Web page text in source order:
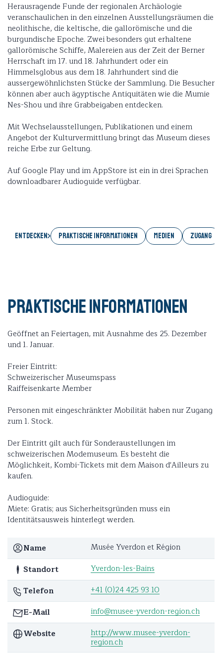
Herausragende Funde der regionalen Archäologie
veranschaulichen in den einzelnen Ausstellungsräumen die
neolithische, die keltische, die gallorömische und die
burgundische Epoche. Zwei besonders gut erhaltene
gallorömische Schiffe, Malereien aus der Zeit der Berner
Herrschaft im 17. und 18. Jahrhundert oder ein
Himmelsglobus aus dem 18. Jahrhundert sind die
aussergewöhnlichsten Stücke der Sammlung. Die Besucher
können aber auch ägyptische Antiquitäten wie die Mumie
Nes-Shou und ihre Grabbeigaben entdecken.
Mit Wechselausstellungen, Publikationen und einem
Angebot der Kulturvermittlung bringt das Museum dieses
reiche Erbe zur Geltung.
Auf Google Play und im AppStore ist ein in drei Sprachen
downloadbarer Audioguide verfügbar.
Entdecken PRAKTISCHE INFORMATIONEN MEDIEN ZUGANG
Praktische Informationen
Geöffnet an Feiertagen, mit Ausnahme des 25. Dezember
und 1. Januar.
Freier Eintritt:
Schweizerischer Museumspass
Raiffeisenkarte Member
Personen mit eingeschränkter Mobilität haben nur Zugang
zum 1. Stock.
Der Eintritt gilt auch für Sonderaustellungen im
schweizerischen Modemuseum. Es besteht die
Möglichkeit, Kombi-Tickets mit dem Maison d'Ailleurs zu
kaufen.
Audioguide:
Miete: Gratis; aus Sicherheitsgründen muss ein
Identitätsausweis hinterlegt werden.
Name
Musée Yverdon et Région
Standort
Yverdon-les-Bains
Telefon
+41 (0)24 425 93 10
E-Mail
info@musee-yverdon-region.ch
Website
http://www.musee-yverdon-
region.ch